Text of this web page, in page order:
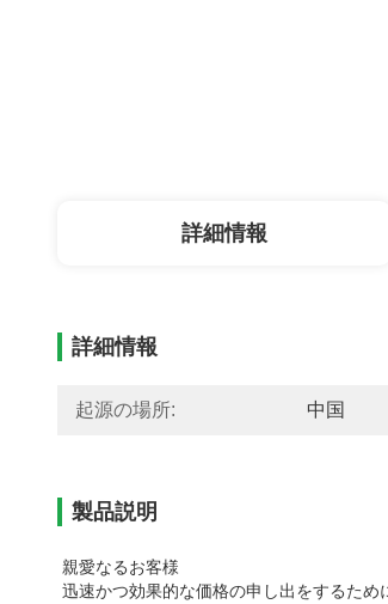
詳細情報
詳細情報
起源の場所: 中国
製品説明
親愛なるお客様
迅速かつ効果的な価格の申し出をするため